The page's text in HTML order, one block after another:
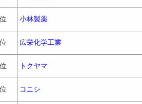
小林製薬
広栄化学工業
トクヤマ
コニシ